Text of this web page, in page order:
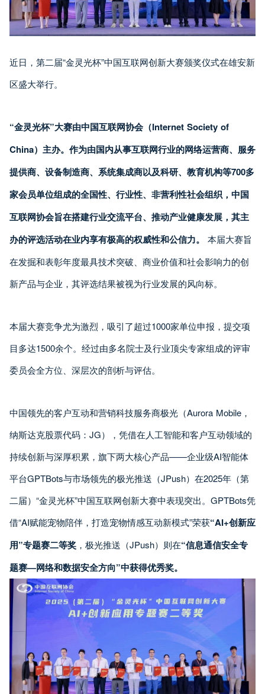
近日，第二届“金灵光杯”中国互联网创新大赛颁奖仪式在雄安新
区盛大举行。
“金灵光杯”大赛由中国互联网协会（Internet Society of
China）主办。作为由国内从事互联网行业的网络运营商、服务
提供商、设备制造商、系统集成商以及科研、教育机构等700多
家会员单位组成的全国性、行业性、非营利性社会组织，中国
互联网协会旨在搭建行业交流平台、推动产业健康发展，其主
办的评选活动在业内享有极高的权威性和公信力。 本届大赛旨
在发掘和表彰年度最具技术突破、商业价值和社会影响力的创
新产品与企业，其评选结果被视为行业发展的风向标。
本届大赛竞争尤为激烈，吸引了超过1000家单位申报，提交项
目多达1500余个。经过由多名院士及行业顶尖专家组成的评审
委员会全方位、深层次的剖析与评估。
中国领先的客户互动和营销科技服务商极光（Aurora Mobile，
纳斯达克股票代码：JG），凭借在人工智能和客户互动领域的
持续创新与深厚积累，旗下两大核心产品——企业级AI智能体
平台GPTBots与市场领先的极光推送（JPush）在2025年（第
二届）“金灵光杯”中国互联网创新大赛中表现突出。GPTBots凭
借“AI赋能宠物陪伴，打造宠物情感互动新模式”荣获“AI+创新应
用”专题赛二等奖 ，极光推送（JPush）则在“信息通信安全专
题赛—网络和数据安全方向”中获得优秀奖。